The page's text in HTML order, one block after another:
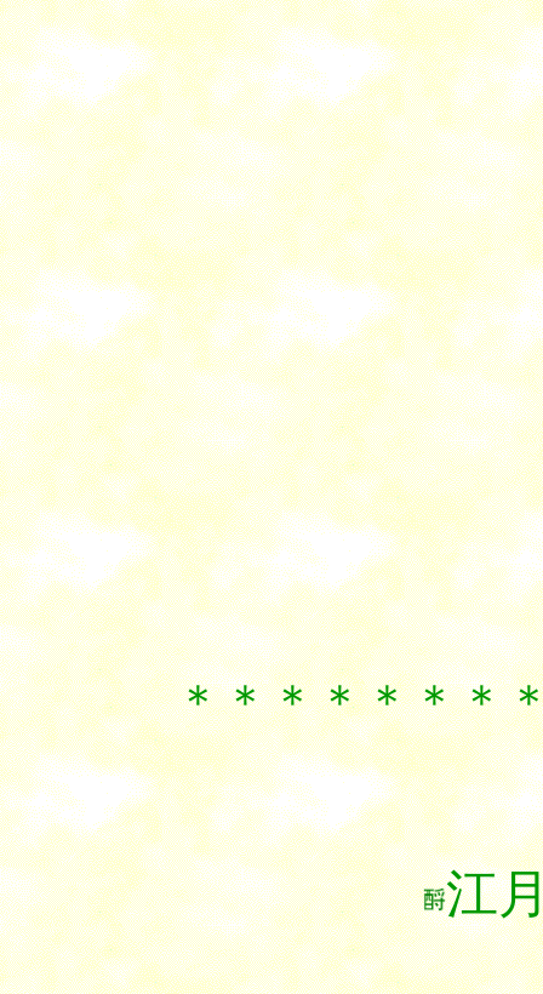
＊＊＊＊＊＊＊＊＊
。
江